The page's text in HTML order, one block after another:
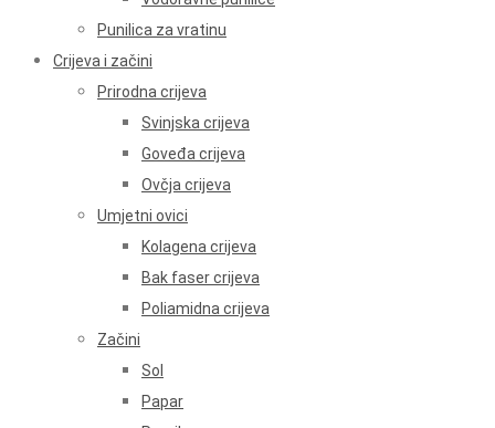
Punilica za vratinu
Crijeva i začini
Prirodna crijeva
Svinjska crijeva
Goveđa crijeva
Ovčja crijeva
Umjetni ovici
Kolagena crijeva
Bak faser crijeva
Poliamidna crijeva
Začini
Sol
Papar